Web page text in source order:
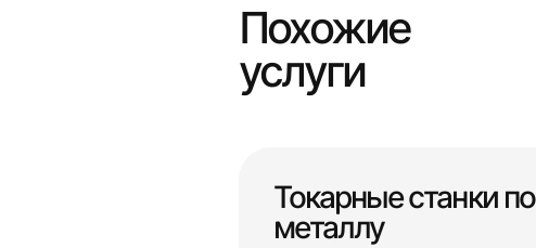
Похожие
услуги
Токарные станки по
металлу